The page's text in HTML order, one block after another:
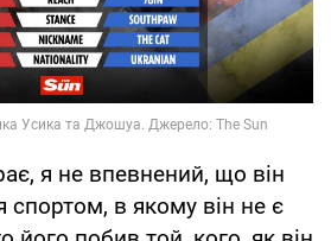
я не впевнений, що він
спортом, в якому він не є